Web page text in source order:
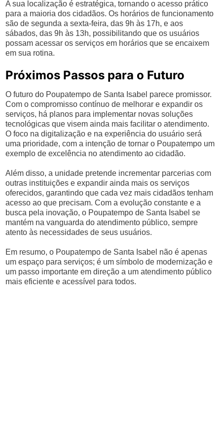
A sua localização é estratégica, tornando o acesso prático
para a maioria dos cidadãos. Os horários de funcionamento
são de segunda a sexta-feira, das 9h às 17h, e aos
sábados, das 9h às 13h, possibilitando que os usuários
possam acessar os serviços em horários que se encaixem
em sua rotina.
Próximos Passos para o Futuro
O futuro do Poupatempo de Santa Isabel parece promissor.
Com o compromisso contínuo de melhorar e expandir os
serviços, há planos para implementar novas soluções
tecnológicas que visem ainda mais facilitar o atendimento.
O foco na digitalização e na experiência do usuário será
uma prioridade, com a intenção de tornar o Poupatempo um
exemplo de excelência no atendimento ao cidadão.
Além disso, a unidade pretende incrementar parcerias com
outras instituições e expandir ainda mais os serviços
oferecidos, garantindo que cada vez mais cidadãos tenham
acesso ao que precisam. Com a evolução constante e a
busca pela inovação, o Poupatempo de Santa Isabel se
mantém na vanguarda do atendimento público, sempre
atento às necessidades de seus usuários.
Em resumo, o Poupatempo de Santa Isabel não é apenas
um espaço para serviços; é um símbolo de modernização e
um passo importante em direção a um atendimento público
mais eficiente e acessível para todos.